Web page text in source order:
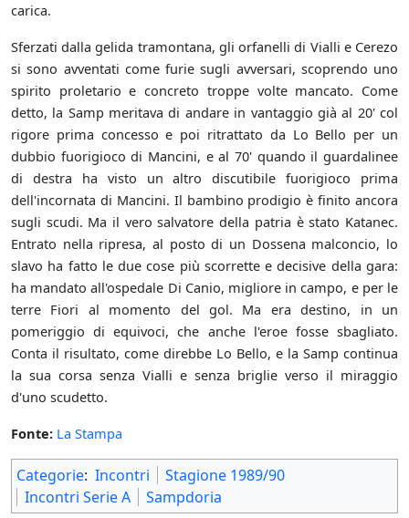
carica.
Sferzati dalla gelida tramontana, gli orfanelli di Vialli e Cerezo
si sono avventati come furie sugli avversari, scoprendo uno
spirito proletario e concreto troppe volte mancato. Come
detto, la Samp meritava di andare in vantaggio già al 20' col
rigore prima concesso e poi ritrattato da Lo Bello per un
dubbio fuorigioco di Mancini, e al 70' quando il guardalinee
di destra ha visto un altro discutibile fuorigioco prima
dell'incornata di Mancini. Il bambino prodigio è finito ancora
sugli scudi. Ma il vero salvatore della patria è stato Katanec.
Entrato nella ripresa, al posto di un Dossena malconcio, lo
slavo ha fatto le due cose più scorrette e decisive della gara:
ha mandato all'ospedale Di Canio, migliore in campo, e per le
terre Fiori al momento del gol. Ma era destino, in un
pomeriggio di equivoci, che anche l'eroe fosse sbagliato.
Conta il risultato, come direbbe Lo Bello, e la Samp continua
la sua corsa senza Vialli e senza briglie verso il miraggio
d'uno scudetto.
Fonte: La Stampa
Categorie: Incontri
Stagione 1989/90
Incontri Serie A
Sampdoria